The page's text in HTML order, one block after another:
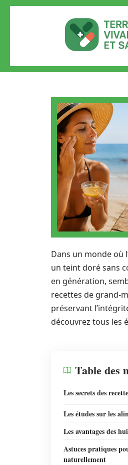
Dans un monde où
un teint doré sans
en génération,
recettes de grand-
préservant
découvrez tous les
Table des
Les secrets des
Les études sur les
Les avantages des
Astuces pratiques
naturellement